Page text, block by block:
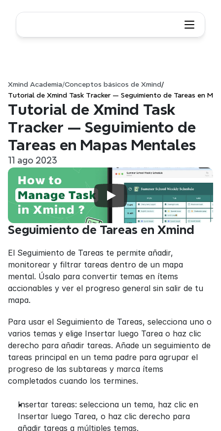
Xmind Academia/Conceptos básicos de Xmind /
Tutorial de Xmind Task Tracker — Seguimiento de Tareas en
Tutorial de Xmind Task
Tracker — Seguimiento de
Tareas en Mapas Mentales
11 ago 2023
Seguimiento de Tareas en Xmind
El Seguimiento de Tareas te permite añadir,
monitorear y filtrar tareas dentro de un mapa
mental. Úsalo para convertir temas en ítems
accionables y ver el progreso general sin salir de tu
mapa.
Para usar el Seguimiento de Tareas, selecciona uno o
varios temas y elige Insertar luego Tarea o haz clic
derecho para añadir tareas. Añade un seguimiento de
tareas principal en un tema padre para agrupar el
progreso de las subtareas y marca ítems
completados cuando los termines.
Insertar tareas: selecciona un tema, haz clic en
Insertar luego Tarea, o haz clic derecho para
añadir tareas a múltiples temas.